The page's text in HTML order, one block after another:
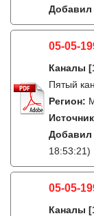
Добавил
05-05-
Каналы
Пятый
Регион:
Добавил
18:53:21)
05-05-
Каналы